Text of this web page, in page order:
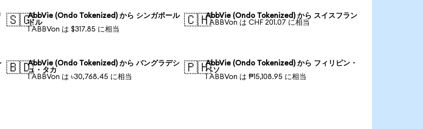
🇸🇬AbbVie (Ondo Tokenized) から シンガポール
ドル
1 ABBVon は $317.85 に相当
🇨🇭AbbVie (Ondo Tokenized) から スイスフラン
1 ABBVon は CHF 201.07 に相当
🇧🇩AbbVie (Ondo Tokenized) から バングラデシ
ュ・タカ
1 ABBVon は ৳30,768.45 に相当
🇵🇭AbbVie (Ondo Tokenized) から フィリピン・
ペソ
1 ABBVon は ₱15,108.95 に相当